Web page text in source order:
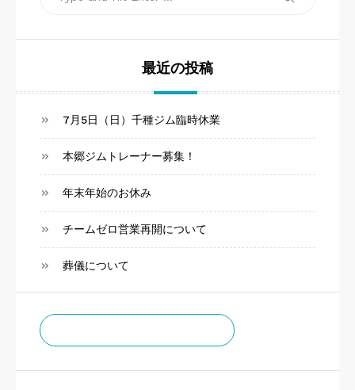
Search
最近の投稿
7月5日（日）千種ジム臨時休業
本郷ジムトレーナー募集！
年末年始のお休み
チームゼロ営業再開について
葬儀について